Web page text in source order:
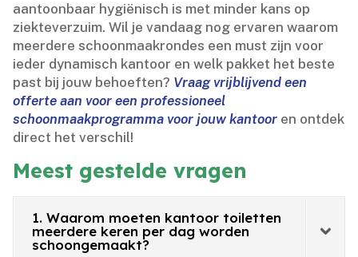
aantoonbaar hygiënisch is met minder kans op
ziekteverzuim.​ Wil je vandaag nog ervaren waarom
meerdere schoonmaakrondes een must zijn voor
ieder dynamisch kantoor en welk pakket het beste
past bij jouw behoeften? Vraag vrijblijvend een
offerte aan voor een professioneel
schoonmaakprogramma voor jouw kantoor en ontdek
direct het verschil!
Meest gestelde vragen
1. Waarom moeten kantoor toiletten
meerdere keren per dag worden
schoongemaakt?